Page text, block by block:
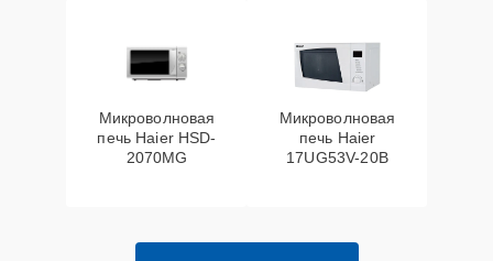
Микроволновая
печь Haier HSD-
2070MG
Микроволновая
печь Haier
17UG53V-20B